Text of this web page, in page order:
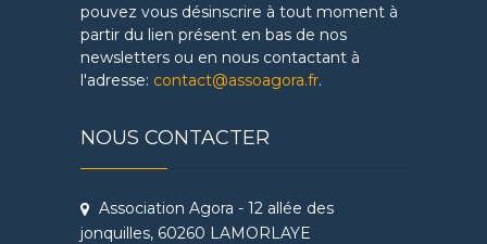
pouvez vous désinscrire à tout moment à
partir du lien présent en bas de nos
newsletters ou en nous contactant à
l'adresse: contact@assoagora.fr.
NOUS CONTACTER
Association Agora - 12 allée des
jonquilles, 60260 LAMORLAYE